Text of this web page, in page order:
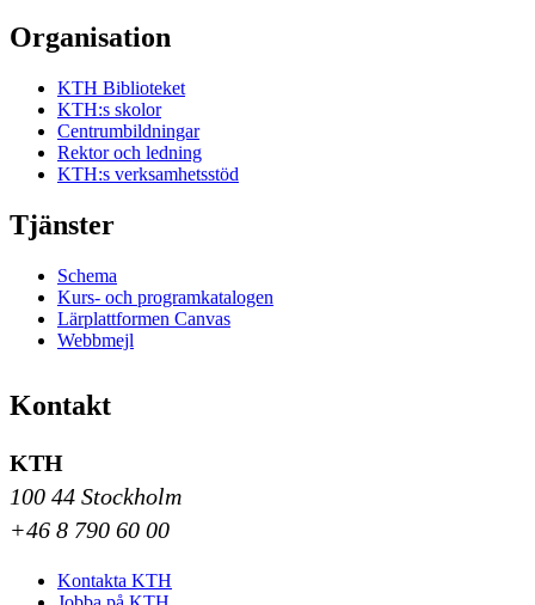
Organisation
KTH Biblioteket
KTH:s skolor
Centrumbildningar
Rektor och ledning
KTH:s verksamhetsstöd
Tjänster
Schema
Kurs- och programkatalogen
Lärplattformen Canvas
Webbmejl
Kontakt
KTH
100 44 Stockholm
+46 8 790 60 00
Kontakta KTH